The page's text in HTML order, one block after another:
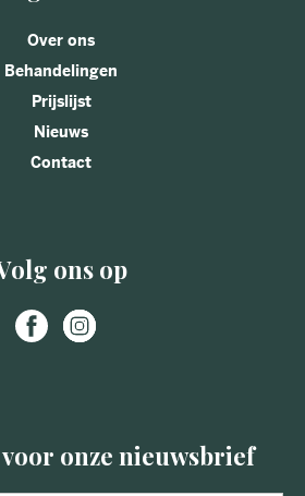
Over ons
Behandelingen
Prijslijst
Nieuws
Contact
ons op
onze nieuwsbrief